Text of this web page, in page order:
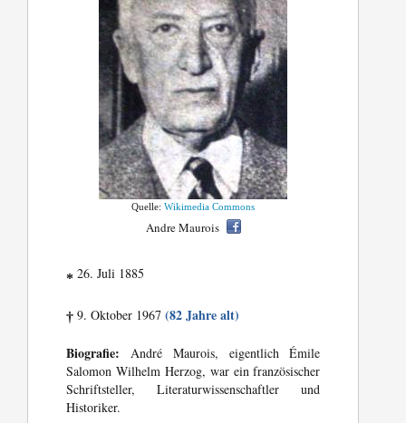
Quelle:Wikimedia Commons
Andre Maurois
* 26. Juli 1885
† 9. Oktober 1967(82 Jahre alt)
Biografie: André Maurois, eigentlich Émile
Salomon Wilhelm Herzog, war ein französischer
Schriftsteller, Literaturwissenschaftler und
Historiker.